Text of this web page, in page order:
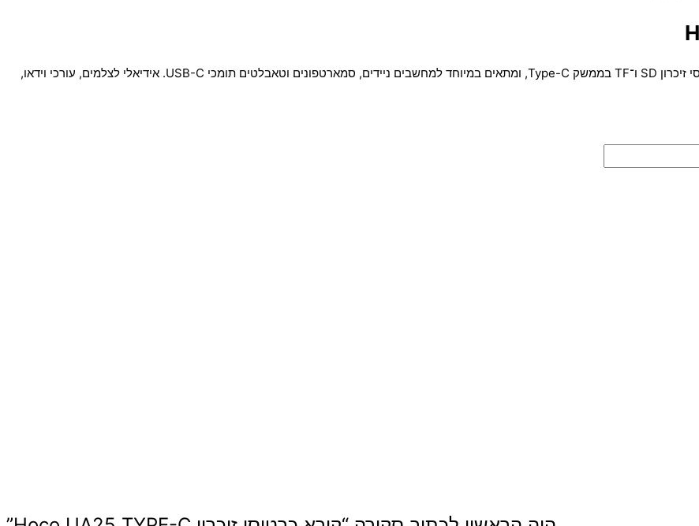
קורא הכרטיסים Hoco UA25 מאפשר גישה מהירה ונוחה לקבצים מכרטיסי זיכרון SD ו־TF בממשק Type-C, ומתאים במיוחד למחשבים ניידים, סמארטפונים וטאבלטים תומכי USB-C. אידיאלי לצלמים, עורכי וידאו,